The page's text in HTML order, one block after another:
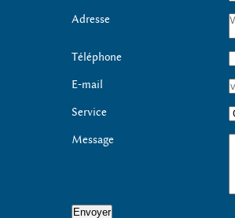
Adresse
Téléphone
E-mail
Service
Message